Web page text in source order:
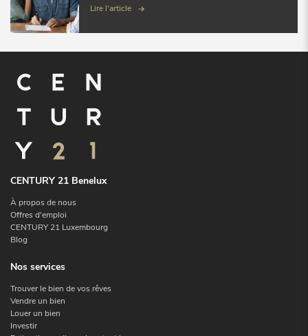
Lire l'article
CENTURY 21 Benelux
À propos de nous
Offres d'emploi
CENTURY 21 Luxembourg
Blog
Nos services
Trouver le bien de vos rêves
Vendre un bien
Louer un bien
Investir